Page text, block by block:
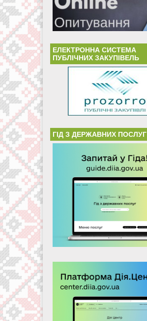
ЕЛЕКТРОННА СИСТЕМА
ПУБЛІЧНИХ ЗАКУПІВЕЛЬ
ГІД З ДЕРЖАВНИХ ПОСЛУГ